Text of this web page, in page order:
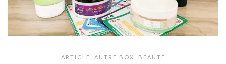
ARTICLE AUTRE BOX BEAUTÉ